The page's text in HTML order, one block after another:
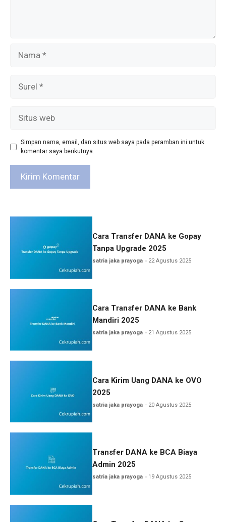
Simpan nama, email, dan situs web saya pada peramban ini untuk
komentar saya berikutnya.
Cara Transfer DANA ke Gopay
Tanpa Upgrade 2025
satria jaka prayoga 22 Agustus 2025
Cara Transfer DANA ke Bank
Mandiri 2025
satria jaka prayoga 21 Agustus 2025
Cara Kirim Uang DANA ke OVO
2025
satria jaka prayoga 20 Agustus 2025
Transfer DANA ke BCA Biaya
Admin 2025
satria jaka prayoga 19 Agustus 2025